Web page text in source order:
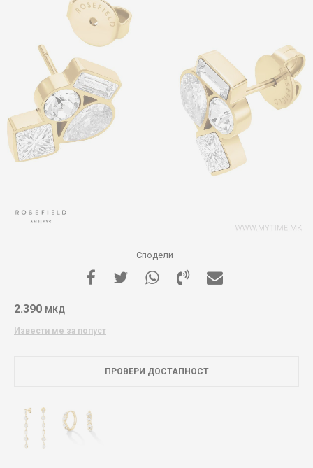
Сподели
2.390 МКД
Извести ме за попуст
ПРОВЕРИ ДОСТАПНОСТ